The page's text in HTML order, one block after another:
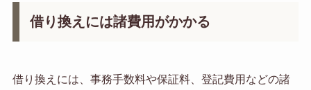
借り換えには諸費用がかかる
借り換えには、事務手数料や保証料、登記費用などの諸